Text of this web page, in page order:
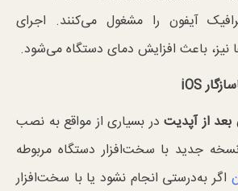
آیفون را مشغول می‌کنند. اجرای
نیز، باعث افزایش دمای دستگاه می‌شود.
iOS
از آپدیت در بسیاری از مواقع به نصب
جدید با سخت‌افزار دستگاه مربوطه
اگر به‌درستی انجام نشود یا با سخت‌افزار